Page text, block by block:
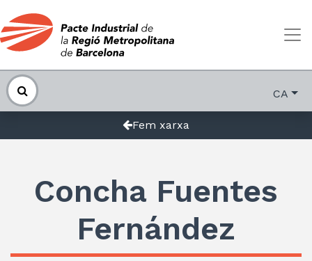
CA
Fem xarxa
Concha Fuentes
Fernández